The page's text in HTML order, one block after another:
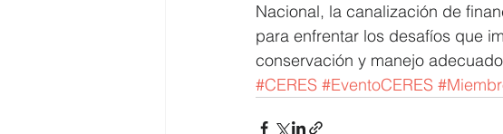
Nacional, la canalización de
para enfrentar los desafíos que
conservación y manejo
#CERES #EventoCERES